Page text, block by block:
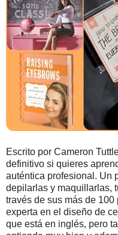
Escrito por Cameron
definitivo si quieres
auténtica profesional. Un
depilarlas y maquillarlas,
través de sus más de
experta en el diseño de
que está en inglés, pero